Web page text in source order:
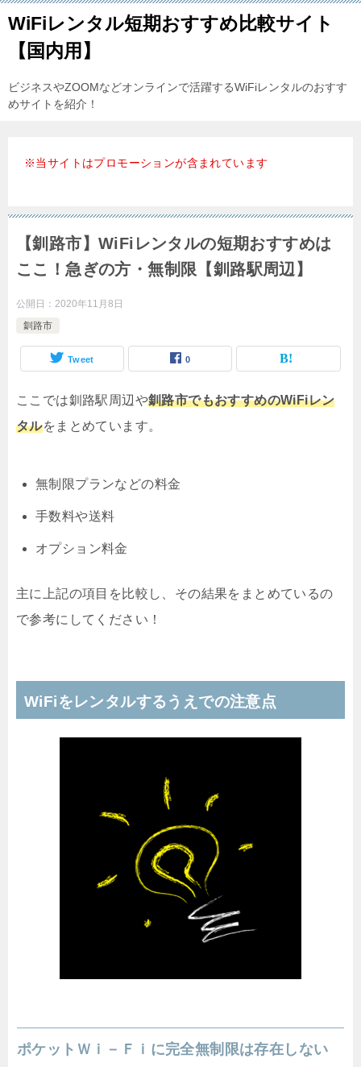
WiFiレンタル短期おすすめ比較サイト
【国内用】
ビジネスやZOOMなどオンラインで活躍するWiFiレンタルのおすす
めサイトを紹介！
※当サイトはプロモーションが含まれています
【釧路市】WiFiレンタルの短期おすすめは
ここ！急ぎの方・無制限【釧路駅周辺】
公開日： 2020年11月8日
釧路市
Tweet 0
ここでは釧路駅周辺や釧路市でもおすすめのWiFiレン
タルをまとめています。
無制限プランなどの料金
手数料や送料
オプション料金
主に上記の項目を比較し、その結果をまとめているの
で参考にしてください！
WiFiをレンタルするうえでの注意点
ポケットＷｉ－Ｆｉに完全無制限は存在しない